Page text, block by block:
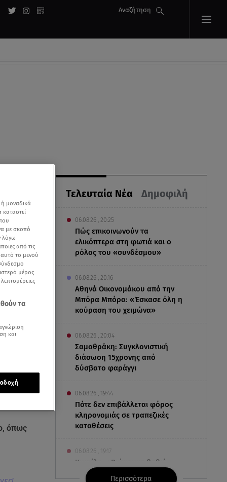
Αναζήτηση
Τελευταία Νέα Δημοφιλή
06.08.26 , 20:25
Πώς επικοινωνούν τα
ελικόπτερα στη φωτιά και ο
ρόλος του «συνδέσμου»
06.08.26 , 20:16
Αθηνά Οικονομάκου από την
Μπόρα Μπόρα: «Έσκασε όλη η
κούραση του χειμώνα»
06.08.26 , 20:04
Σαμοθράκη: Συγκλονιστική
διάσωση 15χρονης από
δύσβατο φαράγγι
06.08.26 , 19:44
Πότε δεν επιβάλλεται φόρος
κληρονομιάς σε τραπεζικές
καταθέσεις
06.08.26 , 19:17
Κυψέλη: «Βιώνουμε βαθιά
οδύνη» - Τι λέει η οικογένεια της
Περισσότερα
όπως
μοναδικά
με σκοπό
λόγω
από τις
αυτό το μενού
μέρος
τα
και